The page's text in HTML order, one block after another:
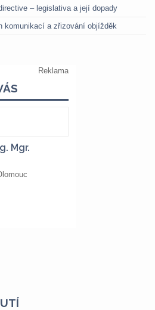
– legislativa a její dopady
komunikací a zřizování objížděk